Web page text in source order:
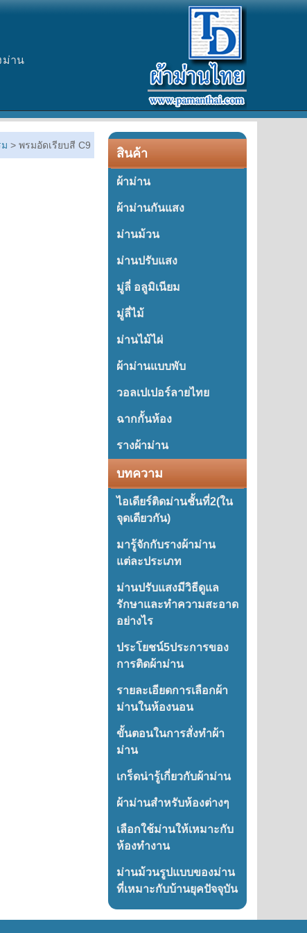
ม่าน
> พรมอัดเรียบสี C9
สินค้า
ผ้าม่าน
ผ้าม่านกันแสง
ม่านม้วน
ม่านปรับแสง
มู่ลี่ อลูมิเนียม
มู่ลี่ไม้
ม่านไม้ไผ่
ผ้าม่านแบบพับ
วอลเปเปอร์ลายไทย
ฉากกั้นห้อง
รางผ้าม่าน
บทความ
ไอเดียร์ติดม่านชั้นที่2(ใน
จุดเดียวกัน)
มารู้จักกับรางผ้าม่าน
แต่ละประเภท
ม่านปรับแสงมีวิธีดูแล
รักษาและทำความสะอาด
อย่างไร
ประโยชน์5ประการของ
การติดผ้าม่าน
รายละเอียดการเลือกผ้า
ม่านในห้องนอน
ขั้นตอนในการสั่งทำผ้า
ม่าน
เกร็ดน่ารู้เกี่ยวกับผ้าม่าน
ผ้าม่านสำหรับห้องต่างๆ
เลือกใช้ม่านให้เหมาะกับ
ห้องทำงาน
ม่านม้วนรูปแบบของม่าน
ที่เหมาะกับบ้านยุคปัจจุบัน